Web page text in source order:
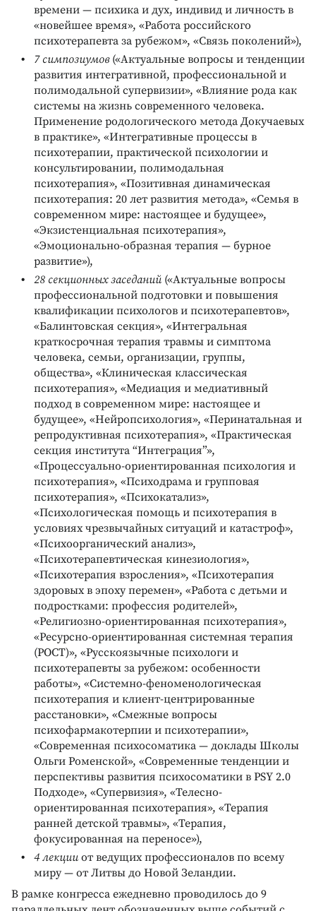
времени — психика и дух, индивид и личность в
«новейшее время», «Работа российского
психотерапевта за рубежом», «Связь поколений»),
7 симпозиумов(«Актуальные вопросы и тенденции
развития интегративной, профессиональной и
полимодальной супервизии», «Влияние рода как
системы на жизнь современного человека.
Применение родологического метода Докучаевых
в практике», «Интегративные процессы в
психотерапии, практической психологии и
консультировании, полимодальная
психотерапия», «Позитивная динамическая
психотерапия: 20 лет развития метода», «Семья в
современном мире: настоящее и будущее»,
«Экзистенциальная психотерапия»,
«Эмоционально-образная терапия — бурное
развитие»),
28 секционных заседаний(«Актуальные вопросы
профессиональной подготовки и повышения
квалификации психологов и психотерапевтов»,
«Балинтовская секция», «Интегральная
краткосрочная терапия травмы и симптома
человека, семьи, организации, группы,
общества», «Клиническая классическая
психотерапия», «Медиация и медиативный
подход в современном мире: настоящее и
будущее», «Нейропсихология», «Перинатальная и
репродуктивная психотерапия», «Практическая
секция института “Интеграция”»,
«Процессуально-ориентированная психология и
психотерапия», «Психодрама и групповая
психотерапия», «Психокатализ»,
«Психологическая помощь и психотерапия в
условиях чрезвычайных ситуаций и катастроф»,
«Психоорганический анализ»,
«Психотерапевтическая кинезиология»,
«Психотерапия взросления», «Психотерапия
здоровых в эпоху перемен», «Работа с детьми и
подростками: профессия родителей»,
«Религиозно-ориентированная психотерапия»,
«Ресурсно-ориентированная системная терапия
(РОСТ)», «Русскоязычные психологи и
психотерапевты за рубежом: особенности
работы», «Системно-феноменологическая
психотерапия и клиент-центрированные
расстановки», «Смежные вопросы
психофармакотерпии и психотерапии»,
«Современная психосоматика — доклады Школы
Ольги Роменской», «Современные тенденции и
перспективы развития психосоматики в PSY 2.0
Подходе», «Супервизия», «Телесно-
ориентированная психотерапия», «Терапия
ранней детской травмы», «Терапия,
фокусированная на переносе»),
4 лекцииот ведущих профессионалов по всему
миру — от Литвы до Новой Зеландии.
В рамке конгресса ежедневно проводилось до 9